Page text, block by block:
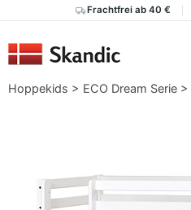
Frachtfrei ab 40 €
Hoppekids > ECO Dream Serie >